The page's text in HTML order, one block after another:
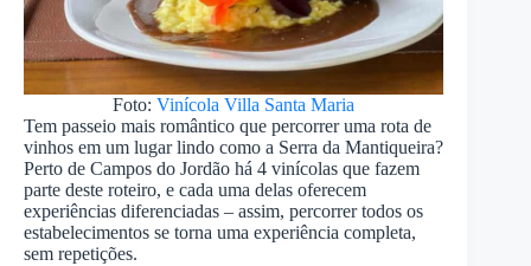
Foto:Vinícola Villa Santa Maria
Tem passeio mais romântico que percorrer uma rota de
vinhos em um lugar lindo como a Serra da Mantiqueira?
Perto de Campos do Jordão há 4 vinícolas que fazem
parte deste roteiro, e cada uma delas oferecem
experiências diferenciadas – assim, percorrer todos os
estabelecimentos se torna uma experiência completa,
sem repetições.